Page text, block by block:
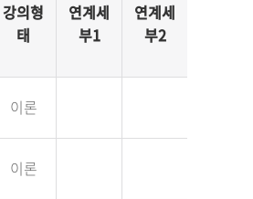
강의형
태
연계세
부1
연계세
부2
이론
이론